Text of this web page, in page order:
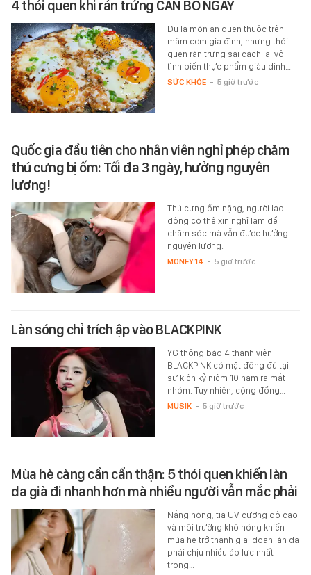
4 thói quen khi rán trứng CẦN BỎ NGAY
Dù là món ăn quen thuộc trên
mâm cơm gia đình, nhưng thói
quen rán trứng sai cách lại vô
tình biến thực phẩm giàu dinh…
SỨC KHỎE - 5 giờ trước
Quốc gia đầu tiên cho nhân viên nghỉ phép chăm
thú cưng bị ốm: Tối đa 3 ngày, hưởng nguyên
lương!
Thú cưng ốm nặng, người lao
động có thể xin nghỉ làm để
chăm sóc mà vẫn được hưởng
nguyên lương.
MONEY.14 - 5 giờ trước
Làn sóng chỉ trích ập vào BLACKPINK
YG thông báo 4 thành viên
BLACKPINK có mặt đông đủ tại
sự kiện kỷ niệm 10 năm ra mắt
nhóm. Tuy nhiên, cộng đồng…
MUSIK - 5 giờ trước
Mùa hè càng cần cẩn thận: 5 thói quen khiến làn
da già đi nhanh hơn mà nhiều người vẫn mắc phải
Nắng nóng, tia UV cường độ cao
và môi trường khô nóng khiến
mùa hè trở thành giai đoạn làn da
phải chịu nhiều áp lực nhất
trong…